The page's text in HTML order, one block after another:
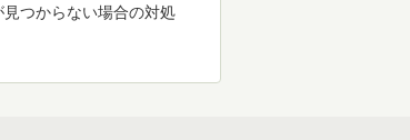
つからない場合の対処